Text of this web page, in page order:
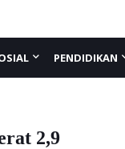
PENDIDIKAN
2,9